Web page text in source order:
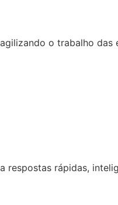
o trabalho das
respostas rápidas,